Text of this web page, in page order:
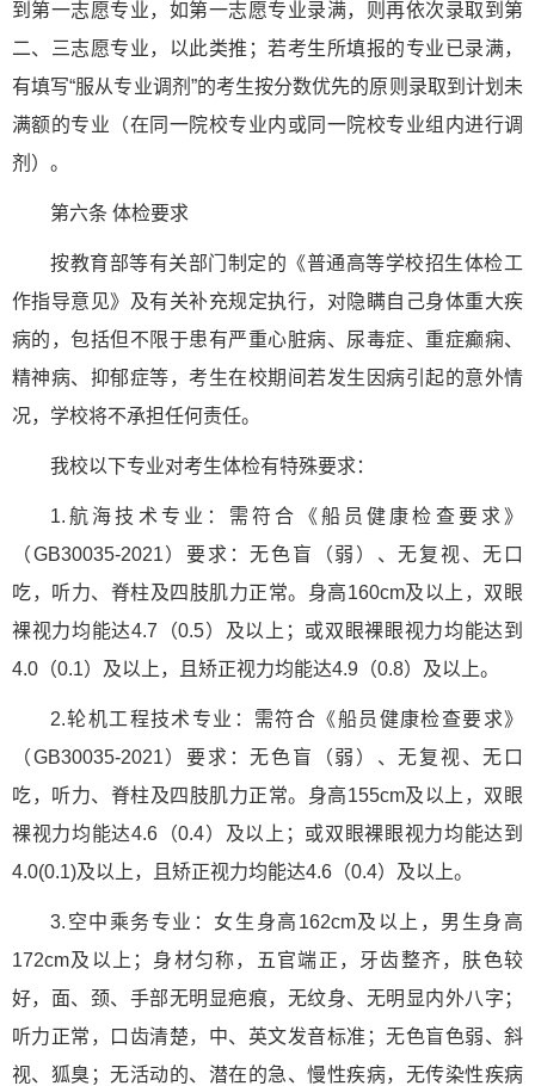
到第一志愿专业，如第一志愿专业录满，则再依次录取到第
二、三志愿专业，以此类推；若考生所填报的专业已录满，
有填写“服从专业调剂”的考生按分数优先的原则录取到计划未
满额的专业（在同一院校专业内或同一院校专业组内进行调
剂）。
第六条 体检要求
按教育部等有关部门制定的《普通高等学校招生体检工
作指导意见》及有关补充规定执行，对隐瞒自己身体重大疾
病的，包括但不限于患有严重心脏病、尿毒症、重症癫痫、
精神病、抑郁症等，考生在校期间若发生因病引起的意外情
况，学校将不承担任何责任。
我校以下专业对考生体检有特殊要求：
1.航海技术专业：需符合《船员健康检查要求》
（GB30035-2021）要求：无色盲（弱）、无复视、无口
吃，听力、脊柱及四肢肌力正常。身高160cm及以上，双眼
裸视力均能达4.7（0.5）及以上；或双眼裸眼视力均能达到
4.0（0.1）及以上，且矫正视力均能达4.9（0.8）及以上。
2.轮机工程技术专业：需符合《船员健康检查要求》
（GB30035-2021）要求：无色盲（弱）、无复视、无口
吃，听力、脊柱及四肢肌力正常。身高155cm及以上，双眼
裸视力均能达4.6（0.4）及以上；或双眼裸眼视力均能达到
4.0(0.1)及以上，且矫正视力均能达4.6（0.4）及以上。
3.空中乘务专业：女生身高162cm及以上，男生身高
172cm及以上；身材匀称，五官端正，牙齿整齐，肤色较
好，面、颈、手部无明显疤痕，无纹身、无明显内外八字；
听力正常，口齿清楚，中、英文发音标准；无色盲色弱、斜
视、狐臭；无活动的、潜在的急、慢性疾病，无传染性疾病